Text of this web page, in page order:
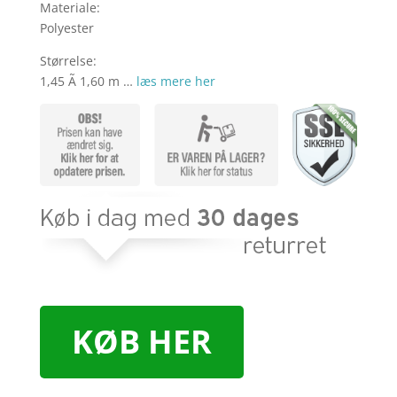
Materiale:
Polyester
Størrelse:
1,45 Ã 1,60 m … læs mere her
KØB HER